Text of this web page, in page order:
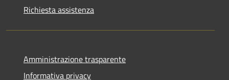
Richiesta assistenza
Amministrazione trasparente
Informativa privacy